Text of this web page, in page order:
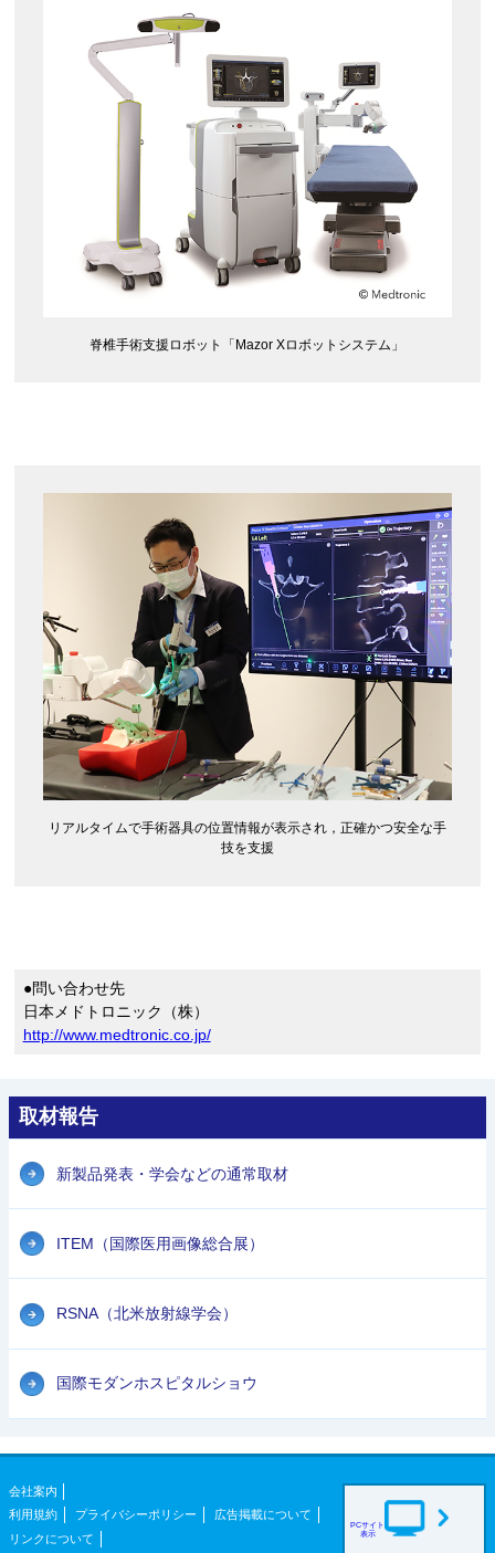
脊椎手術支援ロボット「Mazor Xロボットシステム」
リアルタイムで手術器具の位置情報が表示され，正確かつ安全な手
技を支援
●問い合わせ先
日本メドトロニック（株）
http://www.medtronic.co.jp/
取材報告
新製品発表・学会などの通常取材
ITEM（国際医用画像総合展）
RSNA（北米放射線学会）
国際モダンホスピタルショウ
会社案内
利用規約
プライバシーポリシー
広告掲載について
リンクについて
PCサイト
表示